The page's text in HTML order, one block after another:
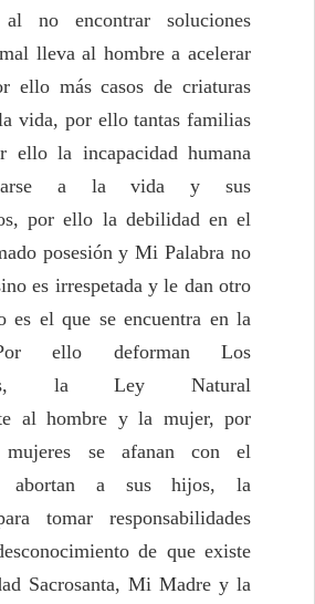
no encontrar soluciones
lleva al hombre a acelerar
ello más casos de criaturas
vida, por ello tantas familias
ello la incapacidad humana
a la vida y sus
por ello la debilidad en el
posesión y Mi Palabra no
es irrespetada y le dan otro
es el que se encuentra en la
ello deforman Los
la Ley Natural
al hombre y la mujer, por
mujeres se afanan con el
abortan a sus hijos, la
tomar responsabilidades
de que existe
Sacrosanta, Mi Madre y la